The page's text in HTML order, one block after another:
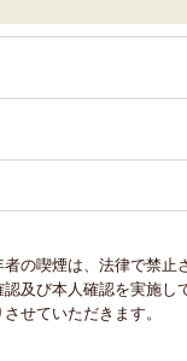
の喫煙は、法律で禁止
及び本人確認を実施し
せていただきます。